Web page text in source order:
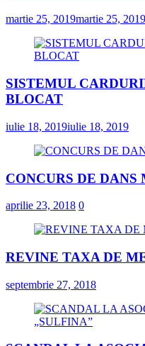
martie 25, 2019martie 25, 2019
SISTEMUL
BLOCAT
iulie 18, 2019iulie 18, 2019
CONCURS DE
aprilie 23, 2018 0
REVINE TAXA DE
septembrie 27, 2018